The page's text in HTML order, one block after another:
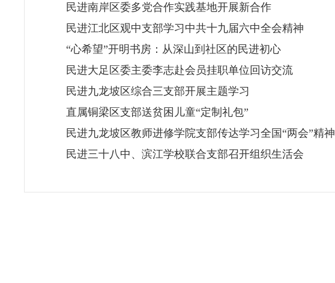
民进南岸区委多党合作实践基地开展新合作
民进江北区观中支部学习中共十九届六中全会精神
“心希望”开明书房：从深山到社区的民进初心
民进大足区委主委李志赴会员挂职单位回访交流
民进九龙坡区综合三支部开展主题学习
直属铜梁区支部送贫困儿童“定制礼包”
民进九龙坡区教师进修学院支部传达学习全国“两会”精神
民进三十八中、滨江学校联合支部召开组织生活会